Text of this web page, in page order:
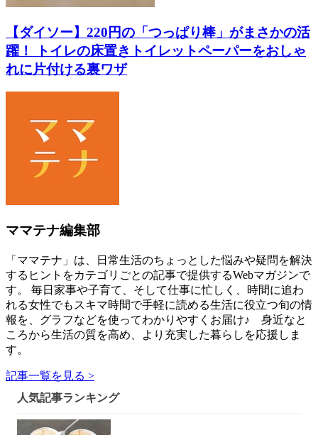
【ダイソー】220円の「つっぱり棒」がまさかの活
躍！ トイレの床置きトイレットペーパーをおしゃ
れに片付ける裏ワザ
ママテナ編集部
「ママテナ」は、日常生活のちょっとした悩みや疑問を解決
するヒントをカテゴリごとの記事で提供するWebマガジンで
す。 毎日家事や子育て、そして仕事に忙しく、時間に追わ
れる女性でもスキマ時間で手軽に読める生活に役立つ旬の情
報を、グラフなどを使ってわかりやすくお届け♪ 身近なと
ころから生活の質を高め、より充実した暮らしを応援しま
す。
記事一覧を見る >
人気記事ランキング